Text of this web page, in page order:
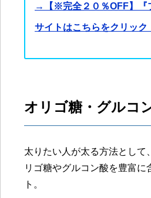
→【※完全２０％OFF】『
サイトはこちらをクリック
オリゴ糖・グルコ
太りたい人が太る方法として
リゴ糖やグルコン酸を豊富に
ト。